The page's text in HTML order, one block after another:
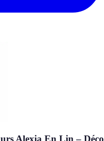
Alexia En Lin –